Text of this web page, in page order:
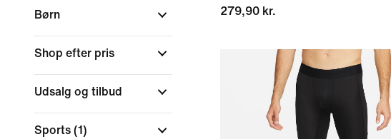
Børn
Shop efter pris
Udsalg og tilbud
Sports (1)
279,90 kr.